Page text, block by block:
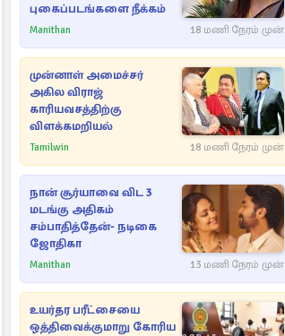
புகைப்படங்களை நீக்கம்
Manithan 18 மணி நேரம் முன்
முன்னாள் அமைச்சர்
அகில விராஜ்
காரியவசத்திற்கு
விளக்கமறியல்
Tamilwin 18 மணி நேரம் முன்
நான் சூர்யாவை விட 3
மடங்கு அதிகம்
சம்பாதித்தேன்- நடிகை
ஜோதிகா
Manithan 13 மணி நேரம் முன்
உயர்தர பரீட்சையை
ஒத்திவைக்குமாறு கோரிய